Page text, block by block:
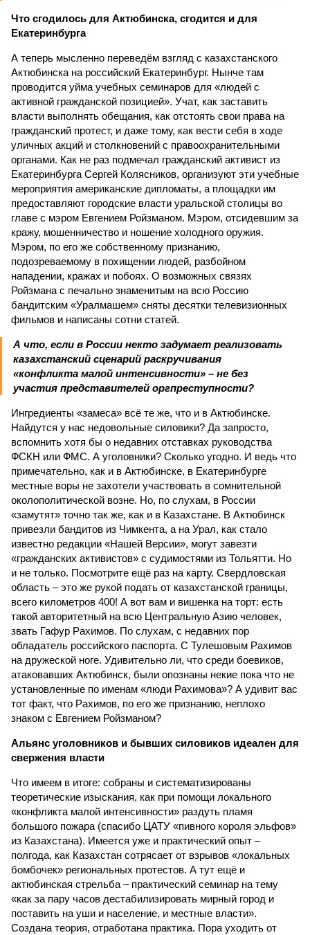
Что сгодилось для Актюбинска, сгодится и для
Екатеринбурга
А теперь мысленно переведём взгляд с казахстанского
Актюбинска на российский Екатеринбург. Нынче там
проводится уйма учебных семинаров для «людей с
активной гражданской позицией». Учат, как заставить
власти выполнять обещания, как отстоять свои права на
гражданский протест, и даже тому, как вести себя в ходе
уличных акций и столкновений с правоохранительными
органами. Как не раз подмечал гражданский активист из
Екатеринбурга Сергей Колясников, организуют эти учебные
мероприятия американские дипломаты, а площадки им
предоставляют городские власти уральской столицы во
главе с мэром Евгением Ройзманом. Мэром, отсидевшим за
кражу, мошенничество и ношение холодного оружия.
Мэром, по его же собственному признанию,
подозреваемому в похищении людей, разбойном
нападении, кражах и побоях. О возможных связях
Ройзмана с печально знаменитым на всю Россию
бандитским «Уралмашем» сняты десятки телевизионных
фильмов и написаны сотни статей.
А что, если в России некто задумает реализовать
казахстанский сценарий раскручивания
«конфликта малой интенсивности» – не без
участия представителей оргпреступности?
Ингредиенты «замеса» всё те же, что и в Актюбинске.
Найдутся у нас недовольные силовики? Да запросто,
вспомнить хотя бы о недавних отставках руководства
ФСКН или ФМС. А уголовники? Сколько угодно. И ведь что
примечательно, как и в Актюбинске, в Екатеринбурге
местные воры не захотели участвовать в сомнительной
околополитической возне. Но, по слухам, в России
«замутят» точно так же, как и в Казахстане. В Актюбинск
привезли бандитов из Чимкента, а на Урал, как стало
известно редакции «Нашей Версии», могут завезти
«гражданских активистов» с судимостями из Тольятти. Но
и не только. Посмотрите ещё раз на карту. Свердловская
область – это же рукой подать от казахстанской границы,
всего километров 400! А вот вам и вишенка на торт: есть
такой авторитетный на всю Центральную Азию человек,
звать Гафур Рахимов. По слухам, с недавних пор
обладатель российского паспорта. С Тулешовым Рахимов
на дружеской ноге. Удивительно ли, что среди боевиков,
атаковавших Актюбинск, были опознаны некие пока что не
установленные по именам «люди Рахимова»? А удивит вас
тот факт, что Рахимов, по его же признанию, неплохо
знаком с Евгением Ройзманом?
Альянс уголовников и бывших силовиков идеален для
свержения власти
Что имеем в итоге: собраны и систематизированы
теоретические изыскания, как при помощи локального
«конфликта малой интенсивности» раздуть пламя
большого пожара (спасибо ЦАТУ «пивного короля эльфов»
из Казахстана). Имеется уже и практический опыт –
полгода, как Казахстан сотрясает от взрывов «локальных
бомбочек» региональных протестов. А тут ещё и
актюбинская стрельба – практический семинар на тему
«как за пару часов дестабилизировать мирный город и
поставить на уши и население, и местные власти».
Создана теория, отработана практика. Пора уходить от